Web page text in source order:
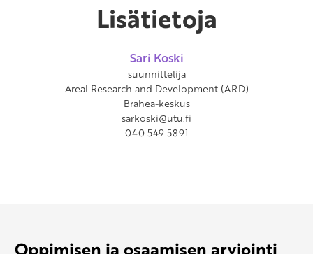
Lisätietoja
Sari Koski
suunnittelija
Areal Research and Development (ARD)
Brahea-keskus
sarkoski@utu.fi
040 549 5891
Oppimisen ja osaamisen arviointi